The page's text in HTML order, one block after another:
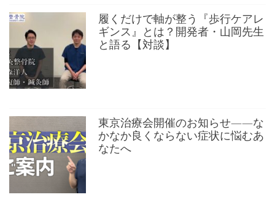
履くだけで軸が整う『歩行ケアレ
ギンス』とは？開発者・山岡先生
と語る【対談】
東京治療会開催のお知らせ——な
かなか良くならない症状に悩むあ
なたへ